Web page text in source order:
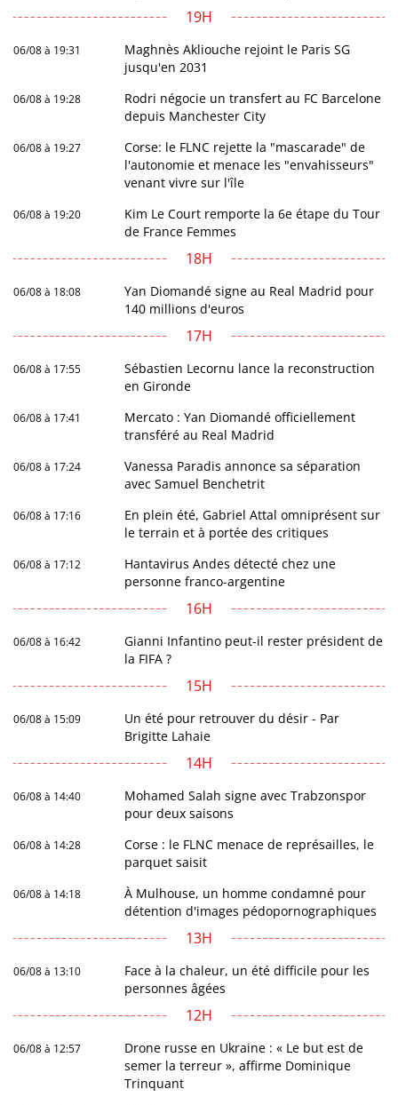
19H
06/08 à 19:31
Maghnès Akliouche rejoint le Paris SG
jusqu'en 2031
06/08 à 19:28
Rodri négocie un transfert au FC Barcelone
depuis Manchester City
06/08 à 19:27
Corse: le FLNC rejette la "mascarade" de
l'autonomie et menace les "envahisseurs"
venant vivre sur l'île
06/08 à 19:20
Kim Le Court remporte la 6e étape du Tour
de France Femmes
18H
06/08 à 18:08
Yan Diomandé signe au Real Madrid pour
140 millions d'euros
17H
06/08 à 17:55
Sébastien Lecornu lance la reconstruction
en Gironde
06/08 à 17:41
Mercato : Yan Diomandé officiellement
transféré au Real Madrid
06/08 à 17:24
Vanessa Paradis annonce sa séparation
avec Samuel Benchetrit
06/08 à 17:16
En plein été, Gabriel Attal omniprésent sur
le terrain et à portée des critiques
06/08 à 17:12
Hantavirus Andes détecté chez une
personne franco-argentine
16H
06/08 à 16:42
Gianni Infantino peut-il rester président de
la FIFA ?
15H
06/08 à 15:09
Un été pour retrouver du désir - Par
Brigitte Lahaie
14H
06/08 à 14:40
Mohamed Salah signe avec Trabzonspor
pour deux saisons
06/08 à 14:28
Corse : le FLNC menace de représailles, le
parquet saisit
06/08 à 14:18
À Mulhouse, un homme condamné pour
détention d'images pédopornographiques
13H
06/08 à 13:10
Face à la chaleur, un été difficile pour les
personnes âgées
12H
06/08 à 12:57
Drone russe en Ukraine : « Le but est de
semer la terreur », affirme Dominique
Trinquant